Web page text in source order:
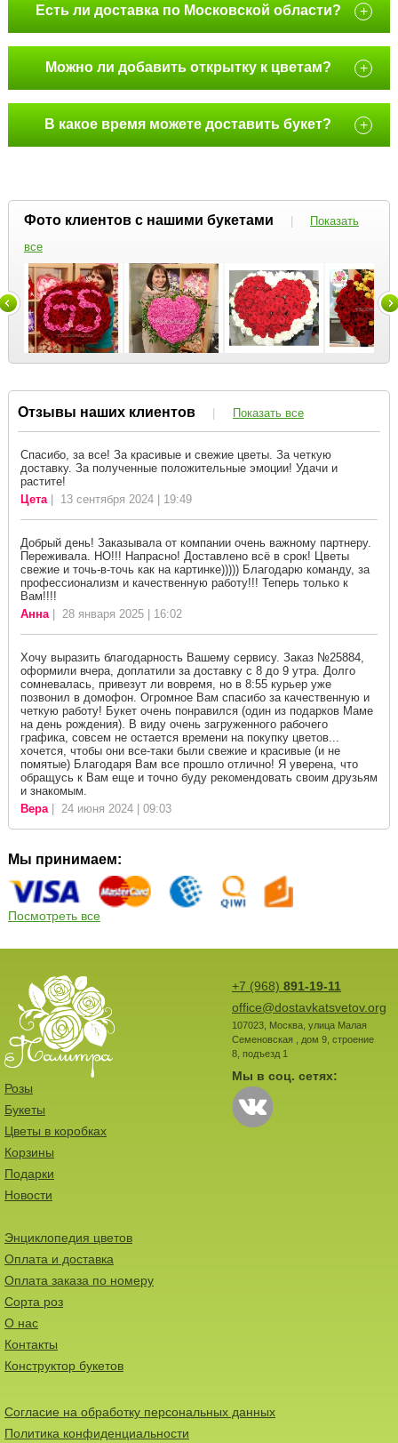
Есть ли доставка по Московской области? +
Можно ли добавить открытку к цветам? +
В какое время можете доставить букет? +
Фото клиентов с нашими букетами |
Показать
все
Отзывы наших клиентов | Показать все
Спасибо, за все! За красивые и свежие цветы. За четкую
доставку. За полученные положительные эмоции! Удачи и
растите!
Цета| 13 сентября 2024 | 19:49
Добрый день! Заказывала от компании очень важному партнеру.
Переживала. НО!!! Напрасно! Доставлено всё в срок! Цветы
свежие и точь-в-точь как на картинке))))) Благодарю команду, за
профессионализм и качественную работу!!! Теперь только к
Вам!!!!
Анна| 28 января 2025 | 16:02
Хочу выразить благодарность Вашему сервису. Заказ №25884,
оформили вчера, доплатили за доставку с 8 до 9 утра. Долго
сомневалась, привезут ли вовремя, но в 8:55 курьер уже
позвонил в домофон. Огромное Вам спасибо за качественную и
четкую работу! Букет очень понравился (один из подарков Маме
на день рождения). В виду очень загруженного рабочего
графика, совсем не остается времени на покупку цветов...
хочется, чтобы они все-таки были свежие и красивые (и не
помятые) Благодаря Вам все прошло отлично! Я уверена, что
обращусь к Вам еще и точно буду рекомендовать своим друзьям
и знакомым.
Вера| 24 июня 2024 | 09:03
Мы принимаем:
Посмотреть все
+7 (968) 891-19-11
office@dostavkatsvetov.org
107023, Москва, улица Малая
Семеновская , дом 9, строение
8, подъезд 1
Мы в соц. сетях:
Розы
Букеты
Цветы в коробках
Корзины
Подарки
Новости
Энциклопедия цветов
Оплата и доставка
Оплата заказа по номеру
Сорта роз
О нас
Контакты
Конструктор букетов
Согласие на обработку персональных данных
Политика конфиденциальности